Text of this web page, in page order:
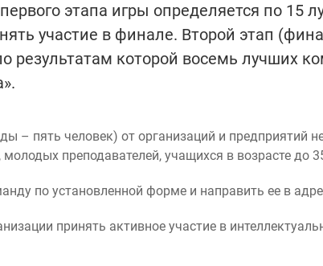
этапа игры определяется по 15
участие в финале. Второй этап
результатам которой восемь лучших
– пять человек) от организаций и предприятий
преподавателей, учащихся в возрасте до
по установленной форме и направить ее в
принять активное участие в